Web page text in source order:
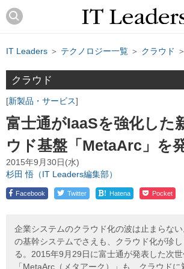
IT Leaders ＞ テクノロジー一覧 ＞ クラウド ＞
クラウド
新製品・サービス
富士通がIaaSを強化した
ウド基盤「MetaArc」を
2015年9月30日(水)
杉田 悟（IT Leaders編集部）
Facebook Twitter ! Hatena Pocket
企業システムのクラウド化の波は止まらな
の基幹システムでさえも、クラウド化が珍
る。2015年9月29日に富士通が発表した次
「MetaArc（メタアーク）」も、クラウド